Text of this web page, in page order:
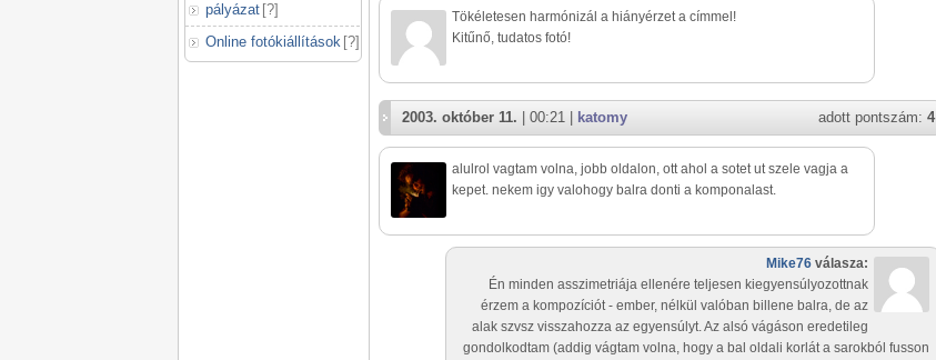
pályázat [?]
Online fotókiállítások [?]
Tökéletesen harmónizál a hiányérzet a címmel!
Kitűnő, tudatos fotó!
adott pontszám: 4
2003. október 11. | 00:21 | katomy
alulrol vagtam volna, jobb oldalon, ott ahol a sotet ut szele vagja a
kepet. nekem igy valohogy balra donti a komponalast.
Mike76 válasza:
Én minden asszimetriája ellenére teljesen kiegyensúlyozottnak
érzem a kompozíciót - ember, nélkül valóban billene balra, de az
alak szvsz visszahozza az egyensúlyt. Az alsó vágáson eredetileg
gondolkodtam (addig vágtam volna, hogy a bal oldali korlát a sarokból fusson